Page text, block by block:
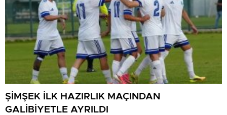
ŞİMŞEK İLK HAZIRLIK MAÇINDAN
GALİBİYETLE AYRILDI